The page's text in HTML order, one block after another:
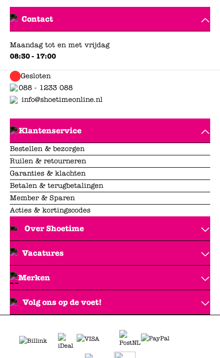
Contact
Maandag tot en met vrijdag
08:30 - 17:00
Gesloten
088 - 1233 088
info@shoetimeonline.nl
Klantenservice
Bestellen & bezorgen
Ruilen & retourneren
Garanties & klachten
Betalen & terugbetalingen
Member & Sparen
Acties & kortingscodes
Over Shoetime
Vacatures
Merken
Volg ons op de voet!